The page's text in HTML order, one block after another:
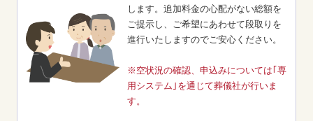
します。追加料金の心配がない総額を
ご提示し、ご希望にあわせて段取りを
進行いたしますのでご安心ください。
※空状況の確認、申込みについては｢専
用システム｣を通じて葬儀社が行いま
す。